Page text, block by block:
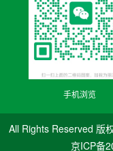
手机浏览
All Rights Reserved 版
京ICP备